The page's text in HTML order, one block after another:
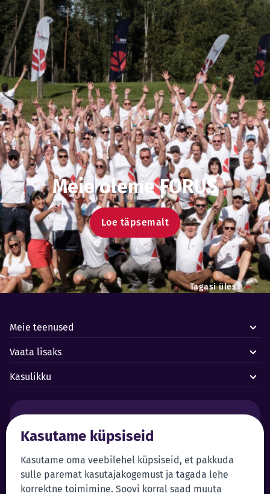
Kasutame küpsiseid
Kasutame oma veebilehel küpsiseid, et pakkuda
sulle paremat kasutajakogemust ja tagada lehe
korrektne toimimine. Soovi korral saad muuta
Meie oleme FORUS
Loe täpsemalt
Tagasi üles
Meie teenused
Vaata lisaks
Kasulikku
Forus juhtimiskeskus 24/7+372 619 1899
Klienditeenindus:
+372 619 1999
Iseteenindus
Sisene iseteenindusse